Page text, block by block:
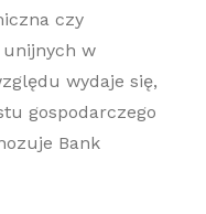
czy
unijnych w
wydaje się,
gospodarczego
Bank